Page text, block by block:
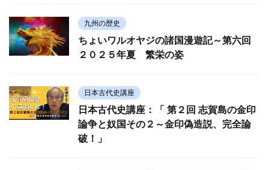
九州の歴史
ちょいワルオヤジの諸国漫遊記～第六回
２０２５年夏 繁栄の姿
日本古代史講座
日本古代史講座：「 第２回 志賀島の金印
論争と奴国その２～金印偽造説、完全論
破！」